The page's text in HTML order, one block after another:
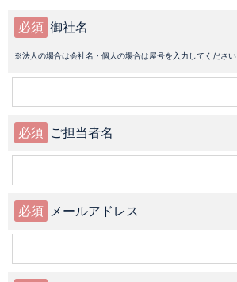
必須 御社名
※法人の場合は会社名・個人の場合は屋号を入力してください
必須 ご担当者名
必須 メールアドレス